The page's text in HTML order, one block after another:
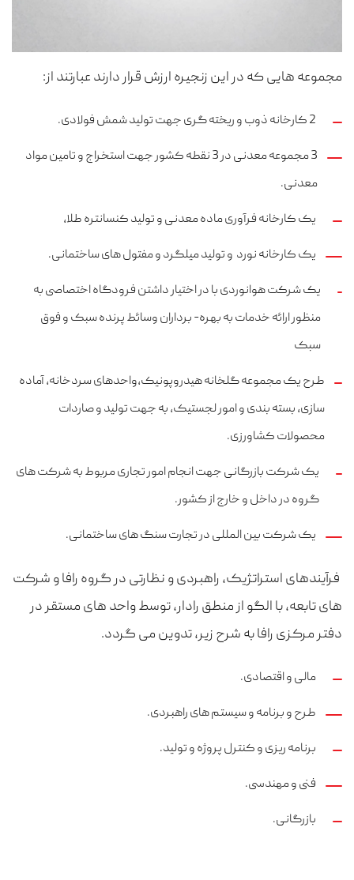
مجموعه هایی که در این زنجیره ارزش قرار دارند عبارتند از:
2 کارخانه ذوب و ریخته گری جهت تولید شمش فولادی.
3 مجموعه معدنی در 3 نقطه کشور جهت استخراج و تامین مواد
معدنی.
یک کارخانه فرآوری ماده معدنی و تولید کنسانتره طلا،
یک کارخانه نورد و تولید میلگرد و مفتول های ساختمانی.
یک شرکت هوانوردی با در اختیار داشتن فرودگاه اختصاصی به
منظور ارائه خدمات به بهره- برداران وسائط پرنده سبک و فوق
سبک
طرح یک مجموعه گلخانه هیدروپونیک،واحدهای سردخانه، آماده
سازی، بسته بندی و امور لجستیک، به جهت تولید و صاردات
محصولات کشاورزی.
یک شرکت بازرگانی جهت انجام امور تجاری مربوط به شرکت های
گروه در داخل و خارج از کشور.
یک شرکت بین المللی در تجارت سنگ های ساختمانی.
فرآیندهای استراتژیک، راهبردی و نظارتی در گروه رافا و شرکت
های تابعه، با الگو از منطق رادار، توسط واحد های مستقر در
دفتر مرکزی رافا به شرح زیر، تدوین می گردد.
مالی و اقتصادی.
طرح و برنامه و سیستم های راهبردی.
برنامه ریزی و کنترل پروژه و تولید.
فنی و مهندسی.
بازرگانی.